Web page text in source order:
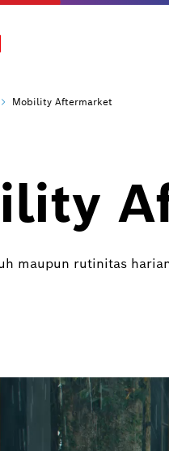
Mobility Aftermarket
maupun rutinitas